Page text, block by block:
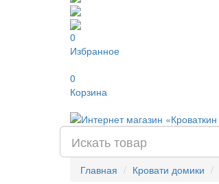
0
Избранное
0
Корзина
Главная Кровати домики